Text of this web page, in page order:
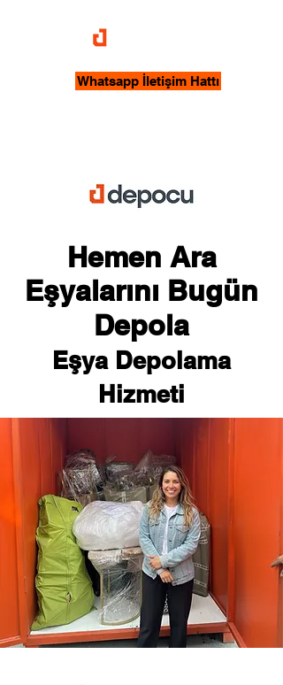
Whatsapp İletişim Hattı
Hemen Ara
Eşyalarını Bugün
Depola
Eşya Depolama
Hizmeti